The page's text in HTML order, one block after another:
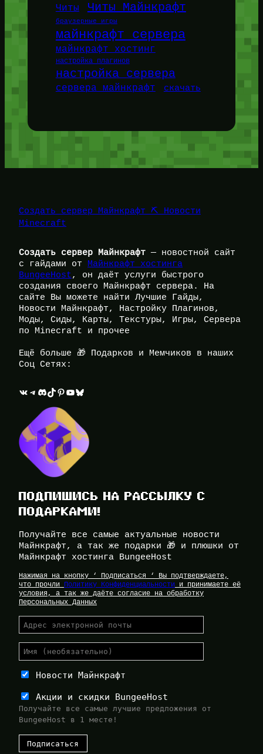
Читы Читы Майнкрафт
браузерные игры
майнкрафт сервера
майнкрафт хостинг
настройка плагинов
настройка сервера
сервера майнкрафт скачать
Создать сервер Майнкрафт ⛏️ Новости
Minecraft
Создать сервер Майнкрафт — новостной сайт
с гайдами от Майнкрафт хостинга
BungeeHost, он даёт услуги быстрого
создания своего Майнкрафт сервера. На
сайте Вы можете найти Лучшие Гайды,
Новости Майнкрафт, Настройку Плагинов,
Моды, Сиды, Карты, Текстуры, Игры, Сервера
по Minecraft и прочее
Ещё больше 🎁 Подарков и Мемчиков в наших
Соц Сетях:
ВКонтакте Telegram Discord TikTok Pinterest YouTube Bluesky
ПОДПИШИСЬ НА РАССЫЛКУ С
ПОДАРКАМИ!
Получайте все самые актуальные новости
Майнкрафт, а так же подарки 🎁 и плюшки от
Майнкрафт хостинга BungeeHost
Нажимая на кнопку ‘ Подписаться ‘ Вы подтверждаете,
что прочли Политику Конфиденциальности и принимаете её
условия, а так же даёте согласие на обработку
Персональных Данных
Новости Майнкрафт
Акции и скидки BungeeHost
Получайте все самые лучшие предложения от
BungeeHost в 1 месте!